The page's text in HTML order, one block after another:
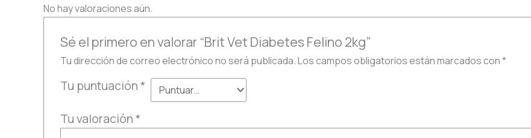
No hay valoraciones aún.
Sé el primero en valorar “Brit Vet Diabetes Felino 2kg”
Tu dirección de correo electrónico no será publicada.Los campos obligatorios están marcados con*
Tu puntuación*
Tu valoración*